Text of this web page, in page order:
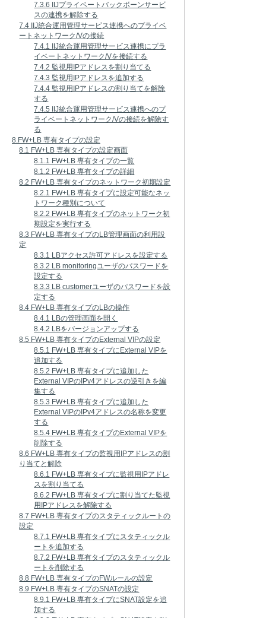
7.3.6 IIJプライベートバックボーンサービ
スの連携を解除する
7.4 IIJ統合運用管理サービス連携へのプライベ
ートネットワーク/Vの接続
7.4.1 IIJ統合運用管理サービス連携にプラ
イベートネットワーク/Vを接続する
7.4.2 監視用IPアドレスを割り当てる
7.4.3 監視用IPアドレスを追加する
7.4.4 監視用IPアドレスの割り当てを解除
する
7.4.5 IIJ統合運用管理サービス連携へのプ
ライベートネットワーク/Vの接続を解除す
る
8.FW+LB 専有タイプの設定
8.1 FW+LB 専有タイプの設定画面
8.1.1 FW+LB 専有タイプの一覧
8.1.2 FW+LB 専有タイプの詳細
8.2 FW+LB 専有タイプのネットワーク初期設定
8.2.1 FW+LB 専有タイプに設定可能なネッ
トワーク種別について
8.2.2 FW+LB 専有タイプのネットワーク初
期設定を実行する
8.3 FW+LB 専有タイプのLB管理画面の利用設
定
8.3.1 LBアクセス許可アドレスを設定する
8.3.2 LB monitoringユーザのパスワードを
設定する
8.3.3 LB customerユーザのパスワードを設
定する
8.4 FW+LB 専有タイプのLBの操作
8.4.1 LBの管理画面を開く
8.4.2 LBをバージョンアップする
8.5 FW+LB 専有タイプのExternal VIPの設定
8.5.1 FW+LB 専有タイプにExternal VIPを
追加する
8.5.2 FW+LB 専有タイプに追加した
External VIPのIPv4アドレスの逆引きを編
集する
8.5.3 FW+LB 専有タイプに追加した
External VIPのIPv4アドレスの名称を変更
する
8.5.4 FW+LB 専有タイプのExternal VIPを
削除する
8.6 FW+LB 専有タイプの監視用IPアドレスの割
り当てと解除
8.6.1 FW+LB 専有タイプに監視用IPアドレ
スを割り当てる
8.6.2 FW+LB 専有タイプに割り当てた監視
用IPアドレスを解除する
8.7 FW+LB 専有タイプのスタティックルートの
設定
8.7.1 FW+LB 専有タイプにスタティックル
ートを追加する
8.7.2 FW+LB 専有タイプのスタティックル
ートを削除する
8.8 FW+LB 専有タイプのFWルールの設定
8.9 FW+LB 専有タイプのSNATの設定
8.9.1 FW+LB 専有タイプにSNAT設定を追
加する